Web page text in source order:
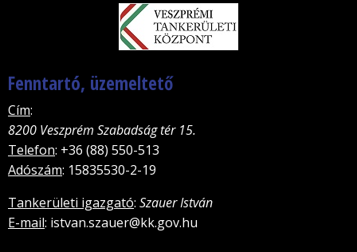
Fenntartó, üzemeltető
Cím:
8200 Veszprém Szabadság tér 15.
Telefon: +36 (88) 550-513
Adószám: 15835530-2-19
Tankerületi igazgató: Szauer István
E-mail: istvan.szauer@kk.gov.hu